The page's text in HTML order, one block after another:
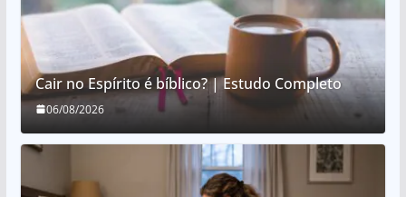
Cair no Espírito é bíblico? | Estudo Completo
06/08/2026